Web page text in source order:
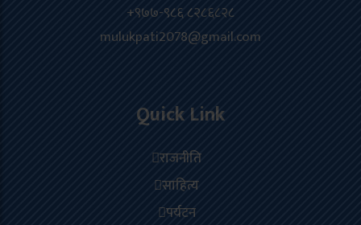
+९७७-९८६ ८२८६८२८
mulukpati2078@gmail.com
Quick Link
राजनीति
साहित्य
पर्यटन